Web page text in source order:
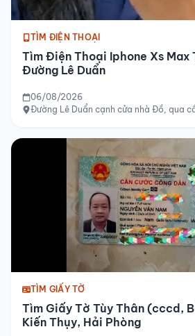
TÌM ĐIỆN THOẠI
Tìm Điện Thoại Iphone Xs Max
Đường Lê Duẩn
06/08/2026
Đường Lê Duẩn cạnh cửa nhà Đồ, qua
TÌM GIẤY TỜ
Tìm Giấy Tờ Tùy Thân (cccd,
Kiến Thụy, Hải Phòng